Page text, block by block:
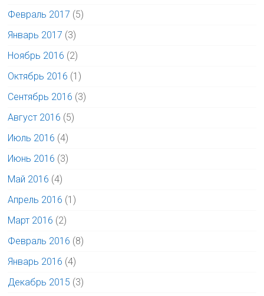
Февраль 2017 (5)
Январь 2017 (3)
Ноябрь 2016 (2)
Октябрь 2016 (1)
Сентябрь 2016 (3)
Август 2016 (5)
Июль 2016 (4)
Июнь 2016 (3)
Май 2016 (4)
Апрель 2016 (1)
Март 2016 (2)
Февраль 2016 (8)
Январь 2016 (4)
Декабрь 2015 (3)